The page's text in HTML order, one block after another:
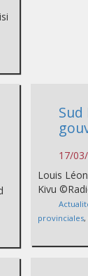
17/
Louis
Kivu
provinciales,